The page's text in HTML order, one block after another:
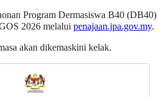
Program Dermasiswa B40 (DB40)
2026 melalui penajaan.jpa.gov.my.
akan dikemaskini kelak.